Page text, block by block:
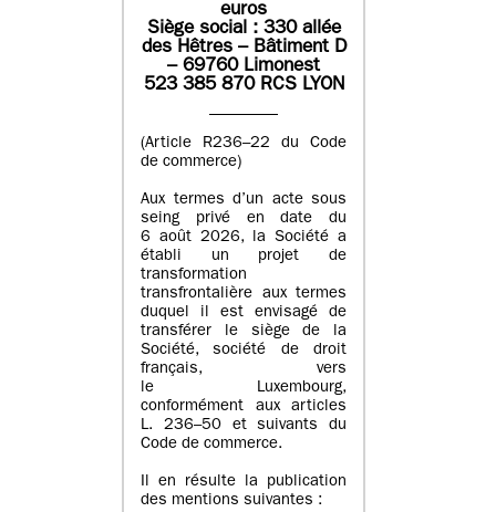
euros
Siège social : 330 allée
des Hêtres – Bâtiment D
– 69760 Limonest
523 385 870 RCS LYON
(Article R236–22 du Code
de commerce)
Aux termes d’un acte sous
seing privé en date du
6 août 2026, la Société a
établi un projet de
transformation
transfrontalière aux termes
duquel il est envisagé de
transférer le siège de la
Société, société de droit
français, vers
le Luxembourg,
conformément aux articles
L. 236–50 et suivants du
Code de commerce.
Il en résulte la publication
des mentions suivantes :